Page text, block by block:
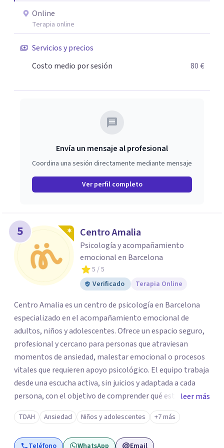
Online
Terapia online
Servicios y precios
Costo medio por sesión
80 €
Envía un mensaje al profesional
Coordina una sesión directamente mediante mensaje
Ver perfil completo
5 Centro Amalia
Psicología y acompañamiento
emocional en Barcelona
5 / 5
Verificado
Terapia Online
Centro Amalia es un centro de psicología en Barcelona
especializado en el acompañamiento emocional de
adultos, niños y adolescentes. Ofrece un espacio seguro,
profesional y cercano para personas que atraviesan
momentos de ansiedad, malestar emocional o procesos
vitales que requieren apoyo psicológico. El equipo trabaja
desde una escucha activa, sin juicios y adaptada a cada
persona, con el objetivo de comprender qué está
ocurriendo y facilitar herramientas para avanzar con
mayor equilibrio y bienestar. La intervención se realiza en
un entorno confidencial y tranquilo, cuidando el ritmo y
leer más
TDAH Ansiedad Niños y adolescentes +7 más
Teléfono WhatsApp Email